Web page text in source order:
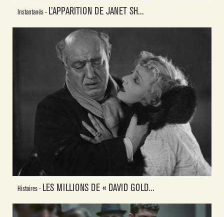
Instantanés - L’APPARITION DE JANET SH...
Histoires - LES MILLIONS DE « DAVID GOLD...